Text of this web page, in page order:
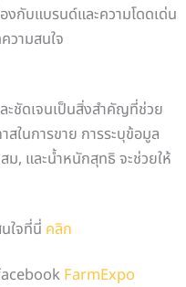
งกับแบรนด์และความโดดเด่น
วามสนใจ
ะชัดเจนเป็นสิ่งสำคัญที่ช่วย
สในการขาย การระบุข้อมูล
, และน้ำหนักสุทธิ จะช่วยให้
ใจที่นี่ คลิก
FarmExpo